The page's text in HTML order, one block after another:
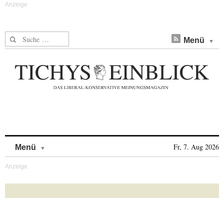
Suche nach: Menü
Menü Fr, 7. Aug 2026